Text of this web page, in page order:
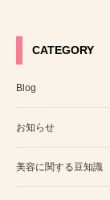
CATEGORY
Blog
お知らせ
美容に関する豆知識